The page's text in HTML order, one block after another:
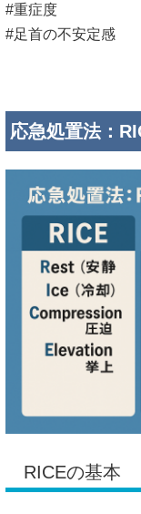
#重症度
#足首の不安定感
応急処置法：
RICEの基本